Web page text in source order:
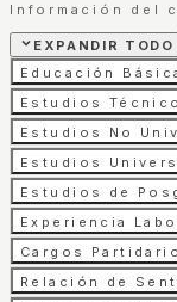
Información del
EXPANDIR TODO
Educación
Estudios
Estudios No
Estudios
Estudios de
Experiencia
Cargos
Relación de